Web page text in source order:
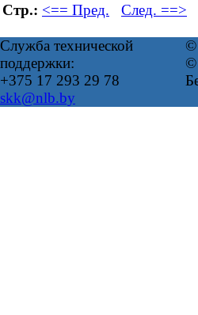
Стр.: <== Пред. След. ==>
Служба технической
поддержки:
+375 17 293 29 78
skk@nlb.by
©
©